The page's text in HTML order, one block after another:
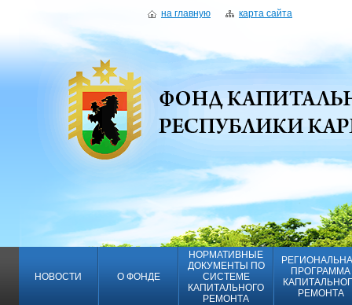
на главную карта сайта
НОВОСТИ О ФОНДЕ
НОРМАТИВНЫЕ
ДОКУМЕНТЫ ПО
СИСТЕМЕ
КАПИТАЛЬНОГО
РЕМОНТА
ПРОГРАММА
РЕМОНТА